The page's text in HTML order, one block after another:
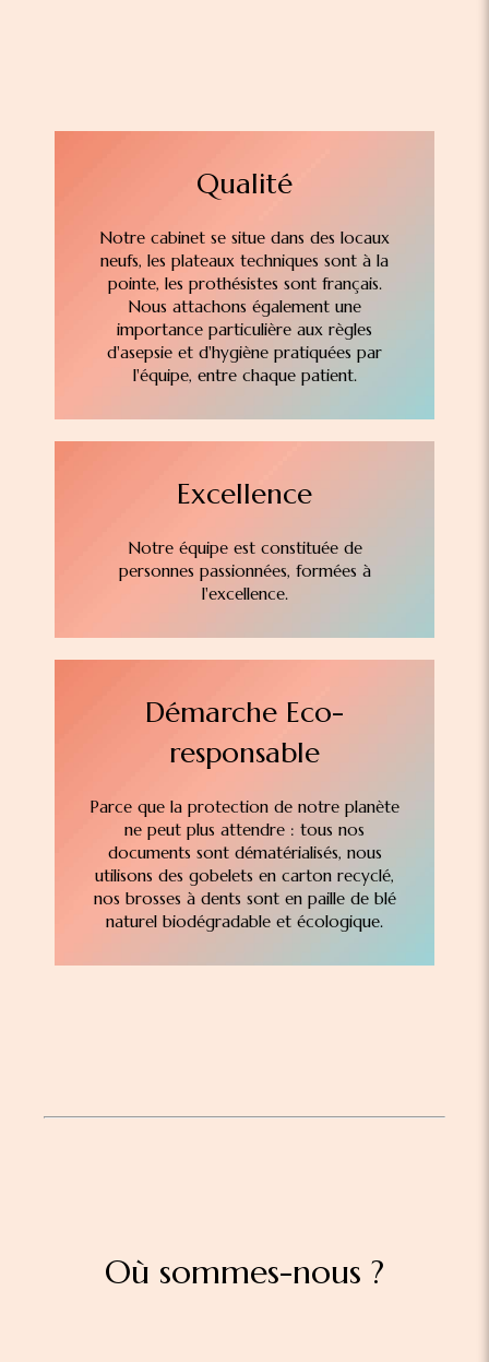
Qualité
Notre cabinet se situe dans des locaux
neufs, les plateaux techniques sont à la
pointe, les prothésistes sont français.
Nous attachons également une
importance particulière aux règles
d'asepsie et d'hygiène pratiquées par
l'équipe, entre chaque patient.
Excellence
Notre équipe est constituée de
personnes passionnées, formées à
l'excellence.
Démarche Eco-
responsable
Parce que la protection de notre planète
ne peut plus attendre : tous nos
documents sont dématérialisés, nous
utilisons des gobelets en carton recyclé,
nos brosses à dents sont en paille de blé
naturel biodégradable et écologique.
Où sommes-nous ?